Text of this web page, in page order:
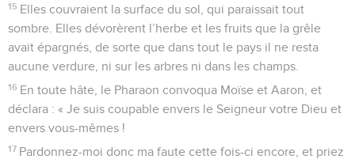
15 Elles couvraient la surface du sol, qui paraissait tout
sombre. Elles dévorèrent l’herbe et les fruits que la grêle
avait épargnés, de sorte que dans tout le pays il ne resta
aucune verdure, ni sur les arbres ni dans les champs.
16 En toute hâte, le Pharaon convoqua Moïse et Aaron, et
déclara : « Je suis coupable envers le Seigneur votre Dieu et
envers vous-mêmes !
17 Pardonnez-moi donc ma faute cette fois-ci encore, et priez